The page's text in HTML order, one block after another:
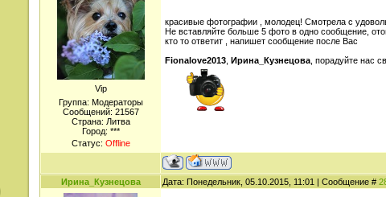
Viр
Группа: Модераторы
Сообщений: 21567
Страна: Литва
Город: ***
Статус: Offline
красивые фотографии , молодец! Смотрела с
Не вставляйте больше 5 фото в одно сообщение,
кто то ответит , напишет сообщение после Вас
Fionalove2013 Ирина_Кузнецова , порадуйте нас
Ирина_Кузнецова Дата: Понедельник, 05.10.2015, 11:01 | Сообщение #